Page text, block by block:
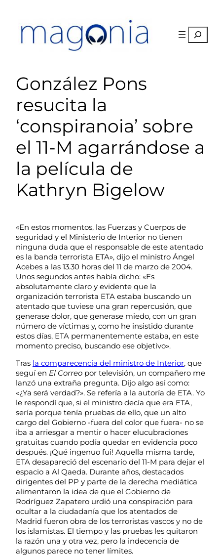
contenido
Buscar
González Pons
resucita la
‘conspiranoia’ sobre
el 11-M agarrándose a
la película de
Kathryn Bigelow
«En estos momentos, las Fuerzas y Cuerpos de
seguridad y el Ministerio de Interior no tienen
ninguna duda que el responsable de este atentado
es la banda terrorista ETA», dijo el ministro Ángel
Acebes a las 13.30 horas del 11 de marzo de 2004.
Unos segundos antes había dicho: «Es
absolutamente claro y evidente que la
organización terrorista ETA estaba buscando un
atentado que tuviese una gran repercusión, que
generase dolor, que generase miedo, con un gran
número de víctimas y, como he insistido durante
estos días, ETA permanentemente estaba, en este
momento preciso, buscando ese objetivo».
Tras la comparecencia del ministro de Interior, que
seguí en El Correo por televisión, un compañero me
lanzó una extraña pregunta. Dijo algo así como:
«¿Ya será verdad?». Se refería a la autoría de ETA. Yo
le respondí que, si el ministro decía que era ETA,
sería porque tenía pruebas de ello, que un alto
cargo del Gobierno -fuera del color que fuera- no se
iba a arriesgar a mentir o hacer elucubraciones
gratuitas cuando podía quedar en evidencia poco
después. ¡Qué ingenuo fui! Aquella misma tarde,
ETA desapareció del escenario del 11-M para dejar el
espacio a Al Qaeda. Durante años, destacados
dirigentes del PP y parte de la derecha mediática
alimentaron la idea de que el Gobierno de
Rodríguez Zapatero urdió una conspiración para
ocultar a la ciudadanía que los atentados de
Madrid fueron obra de los terroristas vascos y no de
los islamistas. El tiempo y las pruebas les quitaron
la razón una y otra vez, pero la indecencia de
algunos parece no tener límites.